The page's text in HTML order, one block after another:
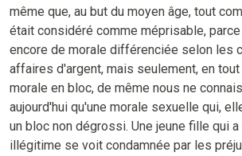
même que, au but du moyen âge, tout
était considéré comme méprisable,
encore de morale différenciée selon les
affaires d'argent, mais seulement, en tout
morale en bloc, de même nous ne
aujourd'hui qu'une morale sexuelle qui,
un bloc non dégrossi. Une jeune fille qui a
illégitime se voit condamnée par les